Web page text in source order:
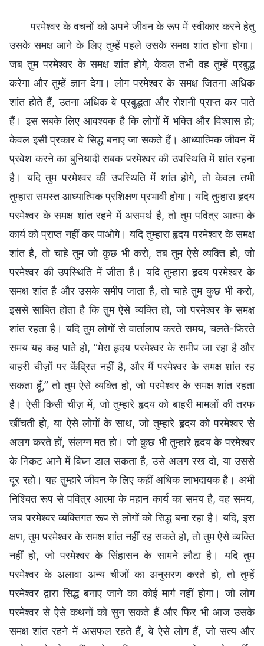
परमेश्वर के वचनों को अपने जीवन के रूप में स्वीकार करने हेतु
उसके समक्ष आने के लिए तुम्हें पहले उसके समक्ष शांत होना होगा।
जब तुम परमेश्वर के समक्ष शांत होगे, केवल तभी वह तुम्हें प्रबुद्ध
करेगा और तुम्हें ज्ञान देगा। लोग परमेश्वर के समक्ष जितना अधिक
शांत होते हैं, उतना अधिक वे प्रबुद्धता और रोशनी प्राप्त कर पाते
हैं। इस सबके लिए आवश्यक है कि लोगों में भक्ति और विश्वास हो;
केवल इसी प्रकार वे सिद्ध बनाए जा सकते हैं। आध्यात्मिक जीवन में
प्रवेश करने का बुनियादी सबक परमेश्वर की उपस्थिति में शांत रहना
है। यदि तुम परमेश्वर की उपस्थिति में शांत होगे, तो केवल तभी
तुम्हारा समस्त आध्यात्मिक प्रशिक्षण प्रभावी होगा। यदि तुम्हारा हृदय
परमेश्वर के समक्ष शांत रहने में असमर्थ है, तो तुम पवित्र आत्मा के
कार्य को प्राप्त नहीं कर पाओगे। यदि तुम्हारा हृदय परमेश्वर के समक्ष
शांत है, तो चाहे तुम जो कुछ भी करो, तब तुम ऐसे व्यक्ति हो, जो
परमेश्वर की उपस्थिति में जीता है। यदि तुम्हारा हृदय परमेश्वर के
समक्ष शांत है और उसके समीप जाता है, तो चाहे तुम कुछ भी करो,
इससे साबित होता है कि तुम ऐसे व्यक्ति हो, जो परमेश्वर के समक्ष
शांत रहता है। यदि तुम लोगों से वार्तालाप करते समय, चलते-फिरते
समय यह कह पाते हो, “मेरा हृदय परमेश्वर के समीप जा रहा है और
बाहरी चीज़ों पर केंद्रित नहीं है, और मैं परमेश्वर के समक्ष शांत रह
सकता हूँ,” तो तुम ऐसे व्यक्ति हो, जो परमेश्वर के समक्ष शांत रहता
है। ऐसी किसी चीज़ में, जो तुम्हारे हृदय को बाहरी मामलों की तरफ
खींचती हो, या ऐसे लोगों के साथ, जो तुम्हारे हृदय को परमेश्वर से
अलग करते हों, संलग्न मत हो। जो कुछ भी तुम्हारे हृदय के परमेश्वर
के निकट आने में विघ्न डाल सकता है, उसे अलग रख दो, या उससे
दूर रहो। यह तुम्हारे जीवन के लिए कहीं अधिक लाभदायक है। अभी
निश्चित रूप से पवित्र आत्मा के महान कार्य का समय है, वह समय,
जब परमेश्वर व्यक्तिगत रूप से लोगों को सिद्ध बना रहा है। यदि, इस
क्षण, तुम परमेश्वर के समक्ष शांत नहीं रह सकते हो, तो तुम ऐसे व्यक्ति
नहीं हो, जो परमेश्वर के सिंहासन के सामने लौटा है। यदि तुम
परमेश्वर के अलावा अन्य चीजों का अनुसरण करते हो, तो तुम्हें
परमेश्वर द्वारा सिद्ध बनाए जाने का कोई मार्ग नहीं होगा। जो लोग
परमेश्वर से ऐसे कथनों को सुन सकते हैं और फिर भी आज उसके
समक्ष शांत रहने में असफल रहते हैं, वे ऐसे लोग हैं, जो सत्य और